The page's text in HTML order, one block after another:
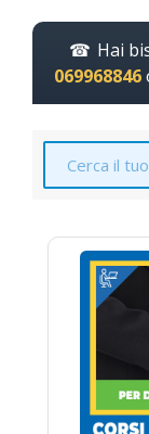
Hai
069968846